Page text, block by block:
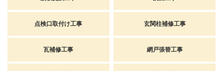
点検口取付け工事 玄関柱補修工事
瓦補修工事 網戸張替工事